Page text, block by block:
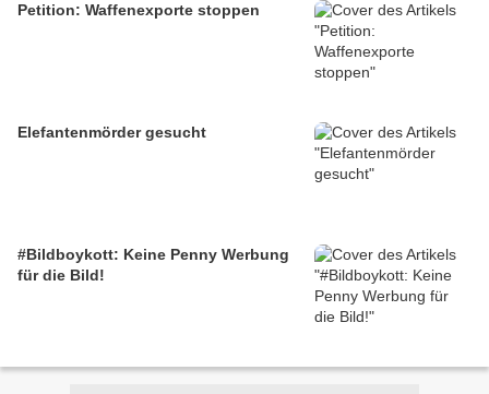
Petition: Waffenexporte stoppen
Elefantenmörder gesucht
#Bildboykott: Keine Penny Werbung
für die Bild!